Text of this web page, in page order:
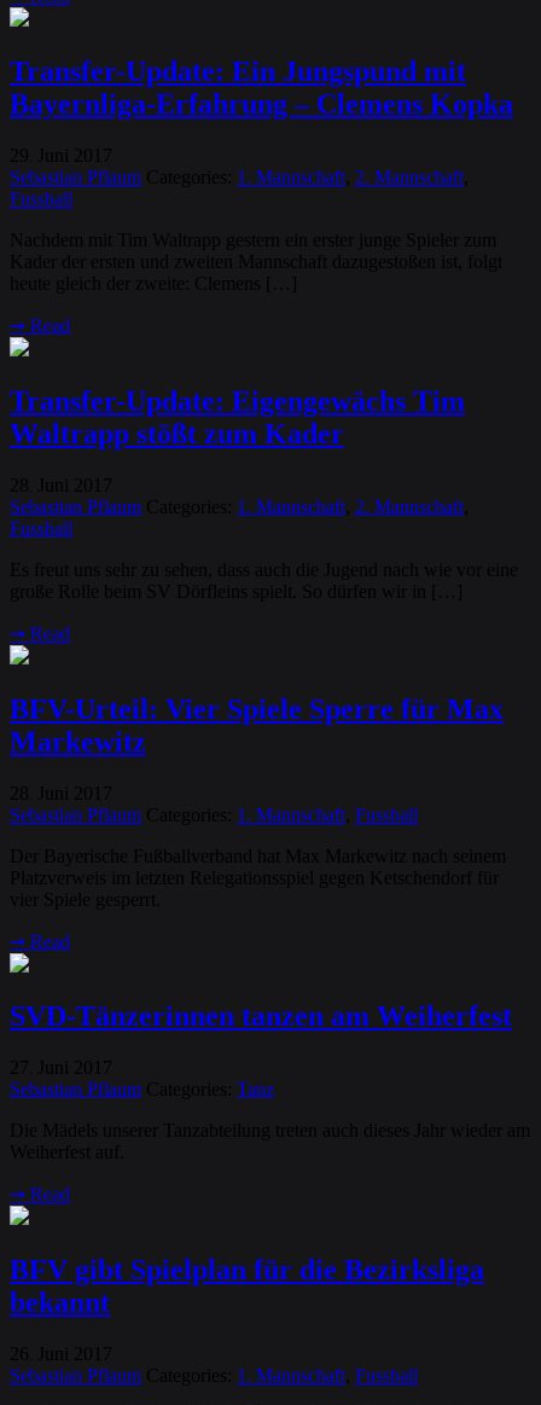
Transfer-Update: Ein Jungspund mit
Bayernliga-Erfahrung – Clemens Kopka
29
2017
Sebastian Pflaum Categories: 1. Mannschaft 2. Mannschaft
Fussball
Nachdem mit Tim Waltrapp gestern ein erster junge Spieler zum
Kader der ersten und zweiten Mannschaft dazugestoßen ist, folgt
heute gleich der zweite: Clemens […]
➞ Read
Transfer-Update: Eigengewächs Tim
Waltrapp stößt zum Kader
28
2017
Sebastian Pflaum Categories: 1. Mannschaft 2. Mannschaft
Fussball
Es freut uns sehr zu sehen, dass auch die Jugend nach wie vor eine
große Rolle beim SV Dörfleins spielt. So dürfen wir in […]
➞ Read
BFV-Urteil: Vier Spiele Sperre für Max
Markewitz
28
2017
Sebastian Pflaum Categories: 1. Mannschaft Fussball
Der Bayerische Fußballverband hat Max Markewitz nach seinem
Platzverweis im letzten Relegationsspiel gegen Ketschendorf für
vier Spiele gesperrt.
➞ Read
SVD-Tänzerinnen tanzen am Weiherfest
27
2017
Sebastian Pflaum Categories: Tanz
Die Mädels unserer Tanzabteilung treten auch dieses Jahr wieder am
Weiherfest auf.
➞ Read
BFV gibt Spielplan für die Bezirksliga
bekannt
26
2017
Sebastian Pflaum Categories: 1. Mannschaft Fussball